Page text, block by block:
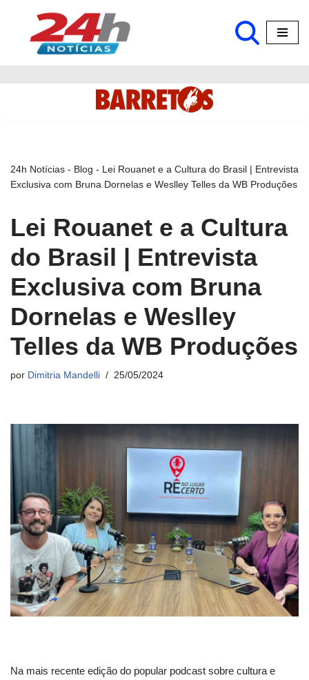
Pular
24h Notícias - Blog - Lei Rouanet e a Cultura do Brasil | Entrevista
Exclusiva com Bruna Dornelas e Weslley Telles da WB Produções
Lei Rouanet e a Cultura
do Brasil | Entrevista
Exclusiva com Bruna
Dornelas e Weslley
Telles da WB Produções
por Dimitria Mandelli 25/05/2024
Na mais recente edição do popular podcast sobre cultura e